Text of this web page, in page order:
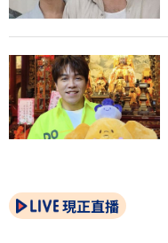
現正直播